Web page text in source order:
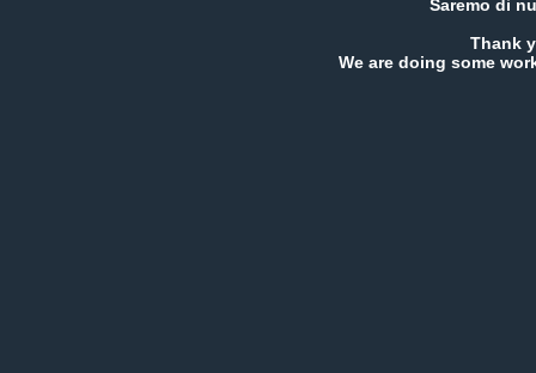
Saremo di
Thank
We are doing some